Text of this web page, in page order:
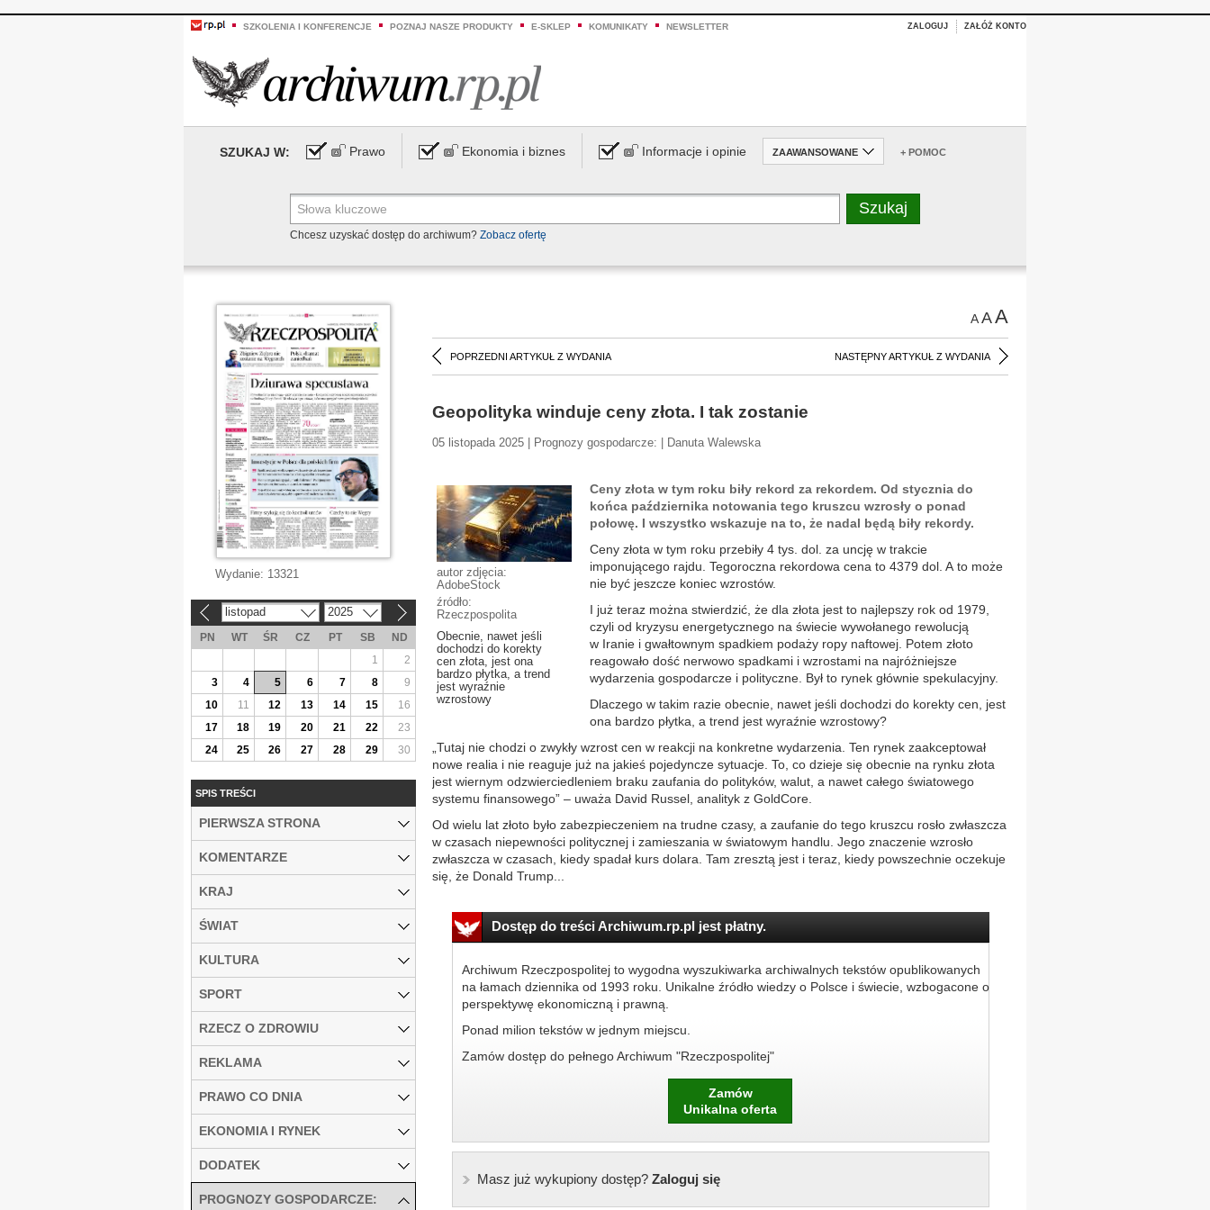
SZKOLENIA I KONFERENCJE POZNAJ NASZE PRODUKTY E-SKLEP KOMUNIKATY NEWSLETTER ZALOGUJ ZAŁÓŻ KONTO
SZUKAJ W: Prawo Ekonomia i biznes Informacje i opinie ZAAWANSOWANE + POMOC
Chcesz uzyskać dostęp do archiwum? Zobacz ofertę
AAA
POPRZEDNI ARTYKUŁ Z WYDANIA NASTĘPNY ARTYKUŁ Z WYDANIA
Geopolityka winduje ceny złota. I tak zostanie
05 listopada 2025 | Prognozy gospodarcze: | Danuta Walewska
autor zdjęcia:
AdobeStock
źródło:
Rzeczpospolita
Obecnie, nawet jeśli
dochodzi do korekty
cen złota, jest ona
bardzo płytka, a trend
jest wyraźnie
wzrostowy
Ceny złota w tym roku biły rekord za rekordem. Od stycznia do
końca października notowania tego kruszcu wzrosły o ponad
połowę. I wszystko wskazuje na to, że nadal będą biły rekordy.
Ceny złota w tym roku przebiły 4 tys. dol. za uncję w trakcie
imponującego rajdu. Tegoroczna rekordowa cena to 4379 dol. A to może
nie być jeszcze koniec wzrostów.
I już teraz można stwierdzić, że dla złota jest to najlepszy rok od 1979,
czyli od kryzysu energetycznego na świecie wywołanego rewolucją
w Iranie i gwałtownym spadkiem podaży ropy naftowej. Potem złoto
reagowało dość nerwowo spadkami i wzrostami na najróżniejsze
wydarzenia gospodarcze i polityczne. Był to rynek głównie spekulacyjny.
Dlaczego w takim razie obecnie, nawet jeśli dochodzi do korekty cen, jest
ona bardzo płytka, a trend jest wyraźnie wzrostowy?
„Tutaj nie chodzi o zwykły wzrost cen w reakcji na konkretne wydarzenia. Ten rynek zaakceptował
nowe realia i nie reaguje już na jakieś pojedyncze sytuacje. To, co dzieje się obecnie na rynku złota
jest wiernym odzwierciedleniem braku zaufania do polityków, walut, a nawet całego światowego
systemu finansowego” – uważa David Russel, analityk z GoldCore.
Od wielu lat złoto było zabezpieczeniem na trudne czasy, a zaufanie do tego kruszcu rosło zwłaszcza
w czasach niepewności politycznej i zamieszania w światowym handlu. Jego znaczenie wzrosło
zwłaszcza w czasach, kiedy spadał kurs dolara. Tam zresztą jest i teraz, kiedy powszechnie oczekuje
się, że Donald Trump...
Dostęp do treści Archiwum.rp.pl jest płatny.
Archiwum Rzeczpospolitej to wygodna wyszukiwarka archiwalnych tekstów opublikowanych
na łamach dziennika od 1993 roku. Unikalne źródło wiedzy o Polsce i świecie, wzbogacone o
perspektywę ekonomiczną i prawną.
Ponad milion tekstów w jednym miejscu.
Zamów dostęp do pełnego Archiwum "Rzeczpospolitej"
Zamów
Unikalna oferta
Masz już wykupiony dostęp?Zaloguj się
Wydanie: 13321
listopad 2025
PN WT ŚR CZ PT SB
ND
1
2
3
4 5 6 7 8
9
10
11 12 13 14 15
16
17
18 19 20 21 22
23
24
25 26 27 28 29 30
SPIS TREŚCI
PIERWSZA STRONA
KOMENTARZE
KRAJ
ŚWIAT
KULTURA
SPORT
RZECZ O ZDROWIU
REKLAMA
PRAWO CO DNIA
EKONOMIA I RYNEK
DODATEK
PROGNOZY GOSPODARCZE: